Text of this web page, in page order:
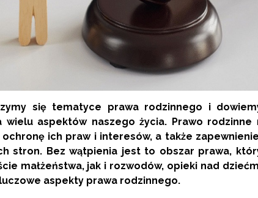
się tematyce prawa rodzinnego i
wielu aspektów naszego życia. Prawo
ochronę ich praw i interesów, a także
stron. Bez wątpienia jest to obszar prawa,
małżeństwa, jak i rozwodów, opieki nad
aspekty prawa rodzinnego.